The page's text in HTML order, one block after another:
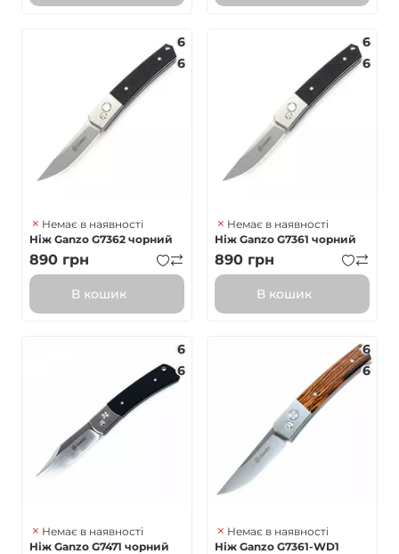
6
6
Немає в наявності
Ніж Ganzo G7362 чорний
890 грн
В кошик
6
6
Немає в наявності
Ніж Ganzo G7361 чорний
890 грн
В кошик
6
6
Немає в наявності
Ніж Ganzo G7471 чорний
6
6
Немає в наявності
Ніж Ganzo G7361-WD1